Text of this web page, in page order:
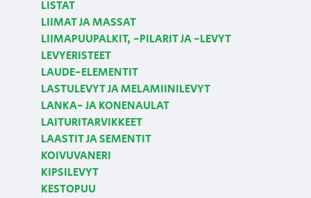
LISTAT
LIIMAT JA MASSAT
LIIMAPUUPALKIT, -PILARIT JA -LEVYT
LEVYERISTEET
LAUDE-ELEMENTIT
LASTULEVYT JA MELAMIINILEVYT
LANKA- JA KONENAULAT
LAITURITARVIKKEET
LAASTIT JA SEMENTIT
KOIVUVANERI
KIPSILEVYT
KESTOPUU